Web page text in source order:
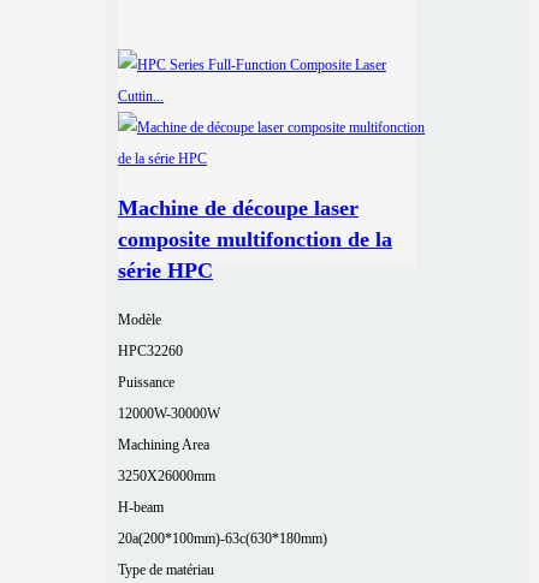
Machine de découpe laser
composite multifonction de la
série HPC
Modèle
HPC32260
Puissance
12000W-30000W
Machining Area
3250X26000mm
H-beam
20a(200*100mm)-63c(630*180mm)
Type de matériau